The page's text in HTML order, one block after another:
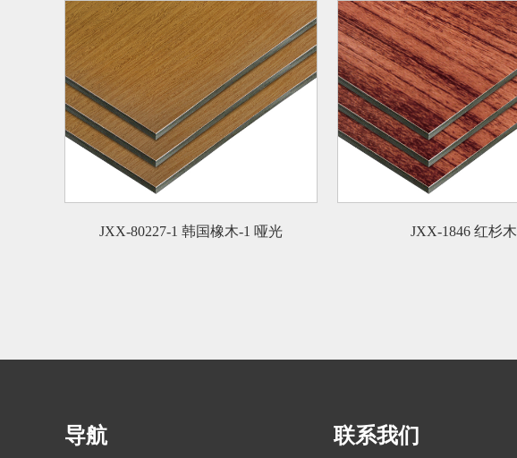
JXX-80227-1 韩国橡木-1 哑光 JXX-1846 红杉木
导航 联系我们